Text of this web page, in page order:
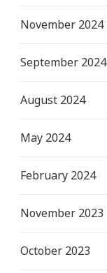
November 2024
September 2024
August 2024
May 2024
February 2024
November 2023
October 2023